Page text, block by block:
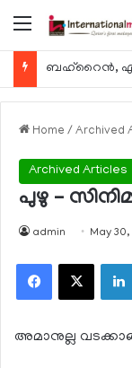
Menu
Home / Archived
Archived Articles
പുഴു – സിനിമ
admin May
Facebook
X
അമാനുല്ല